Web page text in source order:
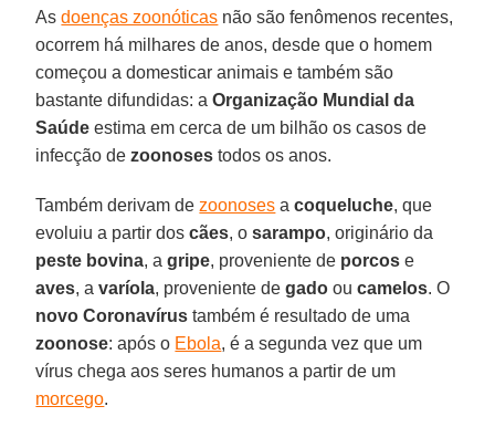
Asdoenças zoonóticas não são fenômenos recentes,
ocorrem há milhares de anos, desde que o homem
começou a domesticar animais e também são
bastante difundidas: aOrganização Mundial da
Saúde estima em cerca de um bilhão os casos de
infecção dezoonoses todos os anos.
Também derivam dezoonoses acoqueluche, que
evoluiu a partir doscães, osarampo, originário da
peste bovina, agripe, proveniente de porcos e
aves, avaríola, proveniente degado oucamelos. O
novo Coronavírus também é resultado de uma
zoonose: após o Ebola, é a segunda vez que um
vírus chega aos seres humanos a partir de um
morcego.